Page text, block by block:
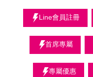
Line會員註冊
首席專屬
專屬優惠